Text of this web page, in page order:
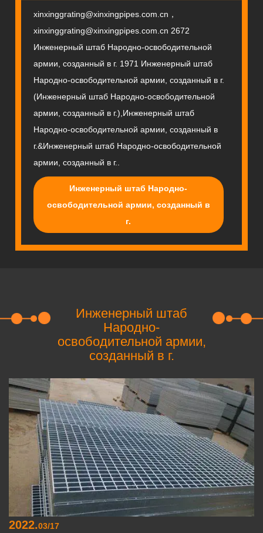
xinxinggrating@xinxingpipes.com.cn，
xinxinggrating@xinxingpipes.com.cn 2672
Инженерный штаб Народно-освободительной
армии, созданный в г. 1971 Инженерный штаб
Народно-освободительной армии, созданный в г.
(Инженерный штаб Народно-освободительной
армии, созданный в г.),Инженерный штаб
Народно-освободительной армии, созданный в
г.&Инженерный штаб Народно-освободительной
армии, созданный в г..
Инженерный штаб Народно-
освободительной армии, созданный в
г.
Инженерный штаб
Народно-
освободительной армии,
созданный в г.
2022.03/17